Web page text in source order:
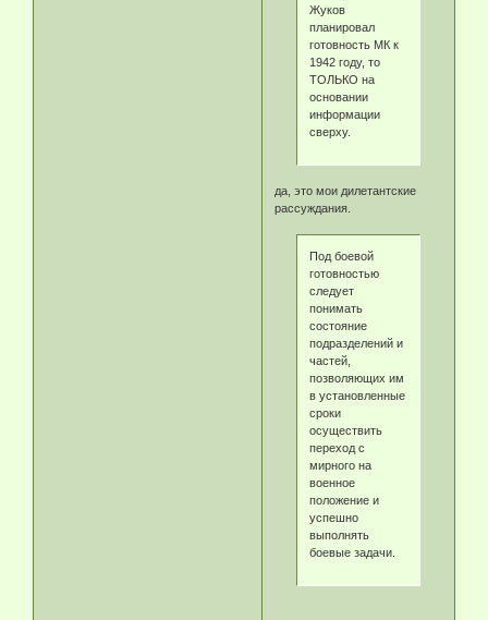
Жуков
планировал
готовность МК к
1942 году, то
ТОЛЬКО на
основании
информации
сверху.
да, это мои дилетантские
рассуждания.
Под боевой
готовностью
следует
понимать
состояние
подразделений и
частей,
позволяющих им
в установленные
сроки
осуществить
переход с
мирного на
военное
положение и
успешно
выполнять
боевые задачи.